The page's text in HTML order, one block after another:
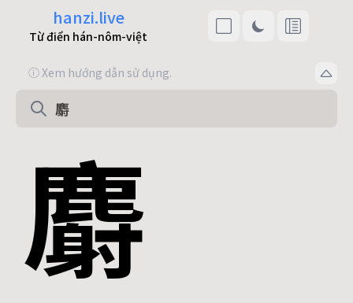
hanzi.live
Từ điển hán-nôm-việt
ⓘ Xem hướng dẫn sử dụng.
麝